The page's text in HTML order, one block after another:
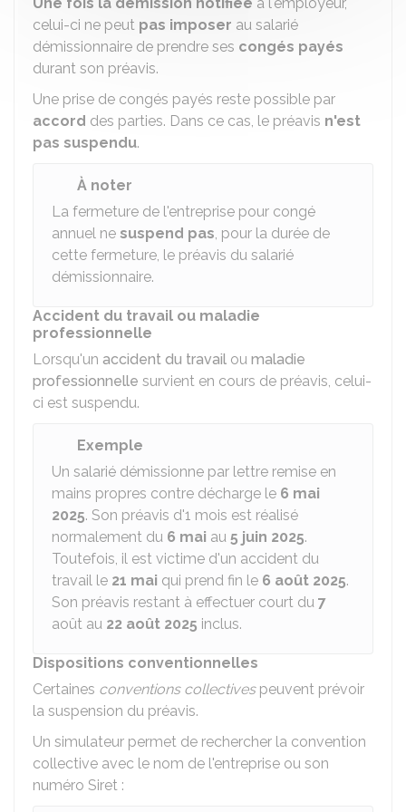
celui-ci ne peut pas imposer au salarié
démissionnaire de prendre ses congés payés
durant son préavis.
Une prise de congés payés reste possible par
accord des parties. Dans ce cas, le préavis n'est
pas suspendu.
À noter
La fermeture de l'entreprise pour congé
annuel ne suspend pas, pour la durée de
cette fermeture, le préavis du salarié
démissionnaire.
Accident du travail ou maladie
professionnelle
Lorsqu'un accident du travail ou maladie
professionnelle survient en cours de préavis, celui-
ci est suspendu.
Exemple
Un salarié démissionne par lettre remise en
mains propres contre décharge le 6 mai
2025. Son préavis d'1 mois est réalisé
normalement du 6 mai au 5 juin 2025.
Toutefois, il est victime d'un accident du
travail le 21 mai qui prend fin le 6 août 2025.
Son préavis restant à effectuer court du 7
août au 22 août 2025 inclus.
Dispositions conventionnelles
Certaines conventions collectivespeuvent prévoir
la suspension du préavis.
Un simulateur permet de rechercher la convention
collective avec le nom de l'entreprise ou son
numéro Siret :